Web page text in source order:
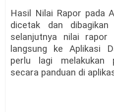
Hasil Nilai Rapor pada
dicetak dan
selanjutnya nilai
langsung ke Aplikasi
perlu lagi melakukan
secara panduan di